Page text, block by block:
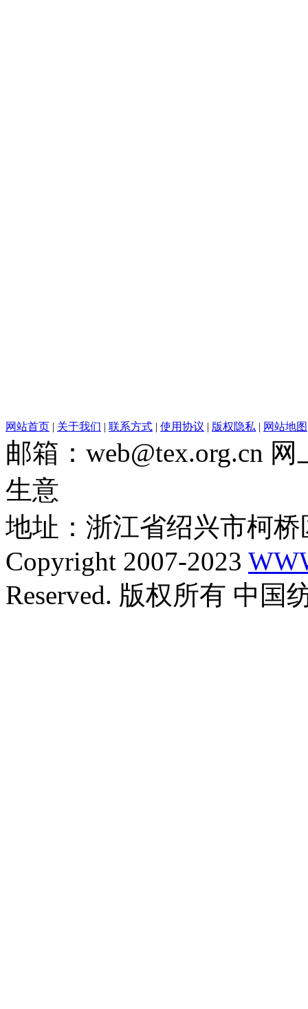
网站首页 | 关于我们 | 联系方式 | 使用协议 | 版权隐私 | 网站地图
邮箱：web@tex.org.cn
生意
地址：浙江省绍兴市柯
Copyright 2007-2023
Reserved. 版权所有 中国